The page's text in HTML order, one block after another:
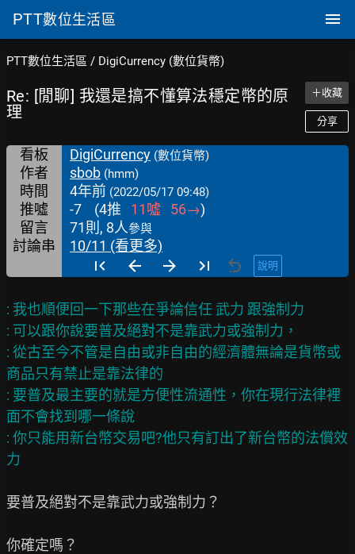
PTT數位生活區
PTT數位生活區 / DigiCurrency (數位貨幣)
Re: [閒聊] 我還是搞不懂算法穩定幣的原
理
＋收藏
分享
看板 DigiCurrency (數位貨幣)
作者 sbob (hmm)
時間 4年前 (2022/05/17 09:48)
推噓 -7 (4推 11噓 56→)
留言
71則, 8人參與
討論串 10/11 (看更多)
說明
: 我也順便回一下那些在爭論信任 武力 跟強制力
: 可以跟你說要普及絕對不是靠武力或強制力，
: 從古至今不管是自由或非自由的經濟體無論是貨幣或
商品只有禁止是靠法律的
: 要普及最主要的就是方便性流通性，你在現行法律裡
面不會找到哪一條說
: 你只能用新台幣交易吧?他只有訂出了新台幣的法償效
要普及絕對不是靠武力或強制力？
你確定嗎？